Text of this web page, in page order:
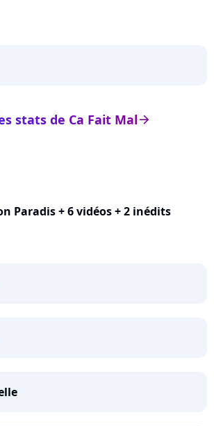
arrow_right
stats de Ca Fait Mal
Paradis + 6 vidéos + 2 inédits